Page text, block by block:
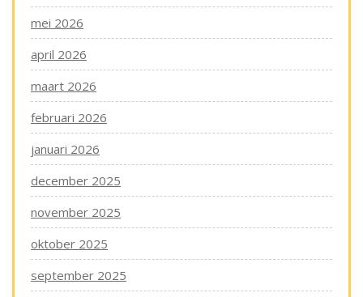
mei 2026
april 2026
maart 2026
februari 2026
januari 2026
december 2025
november 2025
oktober 2025
september 2025